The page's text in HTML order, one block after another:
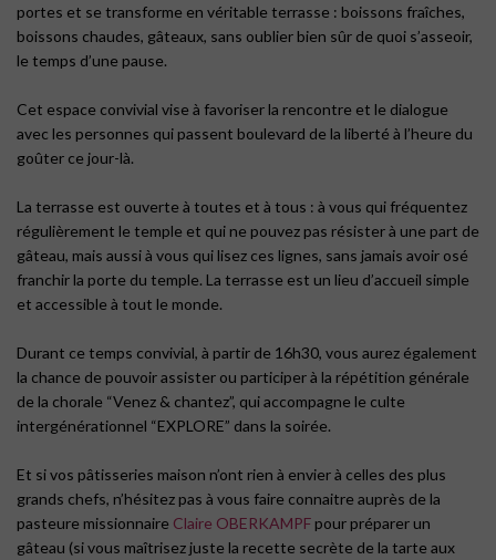
portes et se transforme en véritable terrasse : boissons fraîches,
boissons chaudes, gâteaux, sans oublier bien sûr de quoi s’asseoir,
le temps d’une pause.
Cet espace convivial vise à favoriser la rencontre et le dialogue
avec les personnes qui passent boulevard de la liberté à l’heure du
goûter ce jour-là.
La terrasse est ouverte à toutes et à tous : à vous qui fréquentez
régulièrement le temple et qui ne pouvez pas résister à une part de
gâteau, mais aussi à vous qui lisez ces lignes, sans jamais avoir osé
franchir la porte du temple. La terrasse est un lieu d’accueil simple
et accessible à tout le monde.
Durant ce temps convivial, à partir de 16h30, vous aurez également
la chance de pouvoir assister ou participer à la répétition générale
de la chorale “Venez & chantez”, qui accompagne le culte
intergénérationnel “EXPLORE” dans la soirée.
Et si vos pâtisseries maison n’ont rien à envier à celles des plus
grands chefs, n’hésitez pas à vous faire connaitre auprès de la
pasteure missionnaire Claire OBERKAMPF pour préparer un
gâteau (si vous maîtrisez juste la recette secrète de la tarte aux